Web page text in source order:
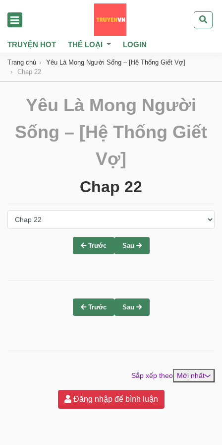
TRUYỆN HOT THỂ LOẠI LOGIN
Trang chủ
Yêu Là Mong Người Sống – [Hệ Thống Giết Vợ]
Chap 22
Yêu Là Mong Người
Sống – [Hệ Thống Giết
Vợ]
Chap 22
Trước Sau
Trước Sau
Sắp xếp theo Mới nhất
Đăng nhập để bình luận